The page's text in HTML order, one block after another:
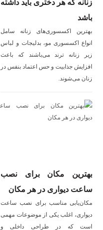
زنانه که هر دختری باید داشته
باشد
بهترین اکسسوری‌های زنانه سامل
انواع اکسسوری مو، بدلیجات و لباس
زیر زنانه ترند می‌باشند که باعث
افزایش جذابیت و حس اعتماد بنفس در
زنان می‌شوند.
بهترین مکان برای نصب
ساعت دیواری در هر مکان
مکان‌یابی مناسب برای نصب ساعت
دیواری، اغلب یکی از موضوعات مهمی
است که در طراحی داخلی و